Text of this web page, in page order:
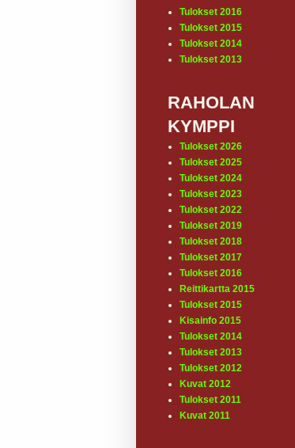
Tulokset 2016
Tulokset 2015
Tulokset 2014
Tulokset 2013
RAHOLAN
KYMPPI
Tulokset 2026
Tulokset 2025
Tulokset 2024
Tulokset 2023
Tulokset 2022
Tulokset 2019
Tulokset 2018
Tulokset 2017
Tulokset 2016
Reittikartta 2015
Tulokset 2015
Kisainfo 2015
Tulokset 2014
Tulokset 2013
Tulokset 2012
Kuvat 2012
Tulokset 2011
Kuvat 2011